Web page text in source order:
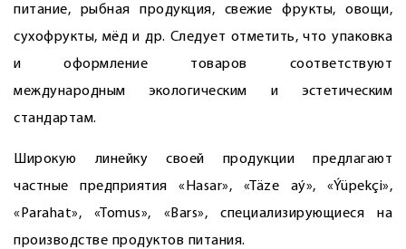
питание, рыбная продукция, свежие фрукты, овощи,
сухофрукты, мёд и др. Следует отметить, что упаковка
и оформление товаров соответствуют
международным экологическим и эстетическим
стандартам.
Широкую линейку своей продукции предлагают
частные предприятия «Hasar», «Täze aý», «Ýüpekçi»,
«Parahat», «Tomus», «Bars», специализирующиеся на
производстве продуктов питания.